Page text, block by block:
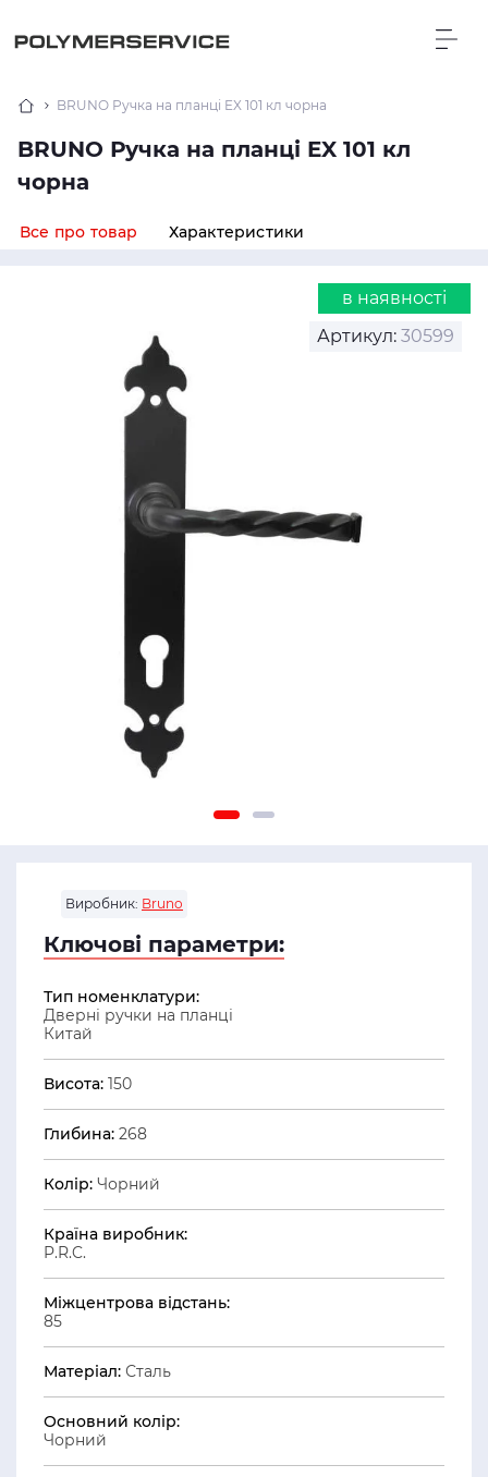
BRUNO Ручка на планці EX 101 кл чорна
BRUNO Ручка на планці EX 101 кл
чорна
Все про товар Характеристики
в наявності
Артикул: 30599
Виробник: Bruno
Ключові параметри:
Тип номенклатури:
Дверні ручки на планці
Китай
Висота: 150
Глибина: 268
Колір: Чорний
Країна виробник:
P.R.C.
Міжцентрова відстань:
85
Матеріал: Сталь
Основний колір:
Чорний